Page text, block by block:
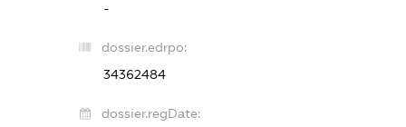
-
dossier.edrpo:
34362484
dossier.regDate: